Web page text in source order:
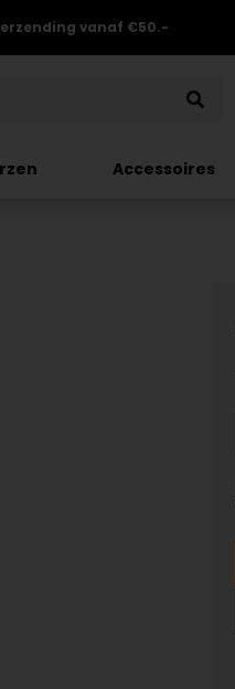
vanaf €50.-
Accessoires